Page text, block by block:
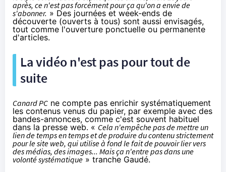
après, ce n'est pas forcément pour ça qu'on a envie de
s'abonner. » Des journées et week-ends de
découverte (ouverts à tous) sont aussi envisagés,
tout comme l'ouverture ponctuelle ou permanente
d'articles.
La vidéo n'est pas pour tout de
suite
Canard PC ne compte pas enrichir systématiquement
les contenus venus du papier, par exemple avec des
bandes-annonces, comme c'est souvent habituel
dans la presse web. « Cela n'empêche pas de mettre un
lien de temps en temps et de produire du contenu strictement
pour le site web, qui utilise à fond le fait de pouvoir lier vers
des médias, des images... Mais ça n'entre pas dans une
volonté systématique » tranche Gaudé.